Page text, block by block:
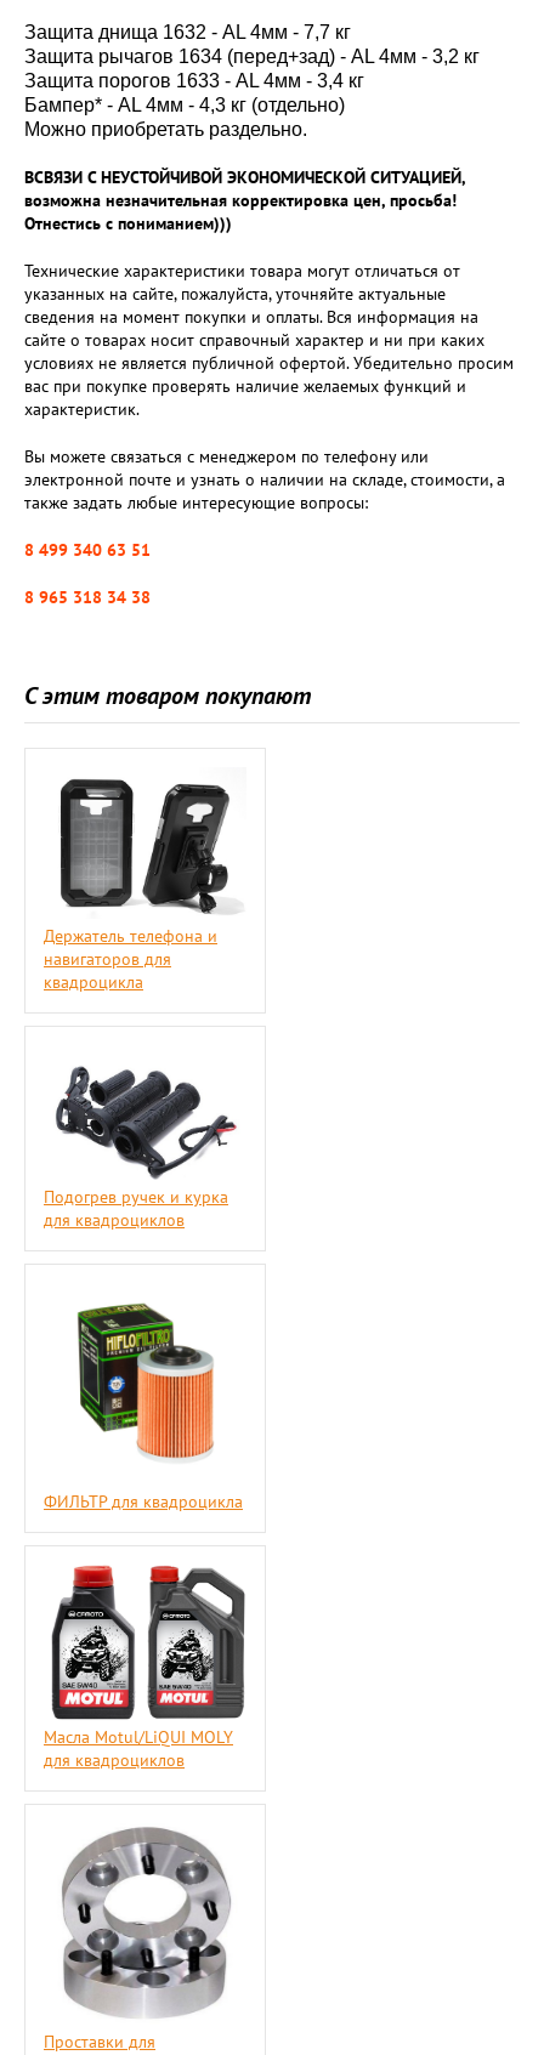
Защита днища 1632 - AL 4мм - 7,7 кг
Защита рычагов 1634 (перед+зад) - AL 4мм - 3,2 кг
Защита порогов 1633 - AL 4мм - 3,4 кг
Бампер* - AL 4мм - 4,3 кг (отдельно)
Можно приобретать раздельно.
ВСВЯЗИ С НЕУСТОЙЧИВОЙ ЭКОНОМИЧЕСКОЙ СИТУАЦИЕЙ,
возможна незначительная корректировка цен, просьба!
Отнестись с пониманием)))
Технические характеристики товара могут отличаться от
указанных на сайте, пожалуйста, уточняйте актуальные
сведения на момент покупки и оплаты. Вся информация на
сайте о товарах носит справочный характер и ни при каких
условиях не является публичной офертой. Убедительно просим
вас при покупке проверять наличие желаемых функций и
характеристик.
Вы можете связаться с менеджером по телефону или
электронной почте и узнать о наличии на складе, стоимости, а
также задать любые интересующие вопросы:
8 499 340 63 51
8 965 318 34 38
С этим товаром покупают
Держатель телефона и
навигаторов для
квадроцикла
Подогрев ручек и курка
для квадроциклов
ФИЛЬТР для квадроцикла
Масла Motul/LiQUI MOLY
для квадроциклов
Проставки для